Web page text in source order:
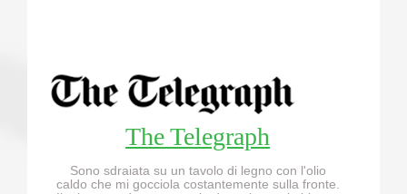
The Telegraph
Sono sdraiata su un tavolo di legno con l'olio
caldo che mi gocciola costantemente sulla fronte.